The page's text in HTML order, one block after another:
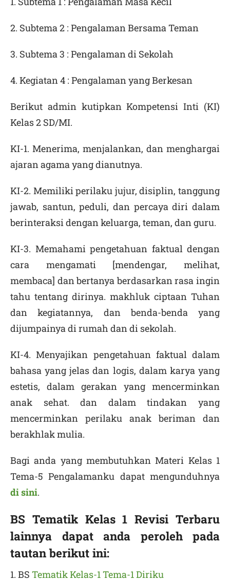
2. Subtema 2 : Pengalaman Bersama Teman
3. Subtema 3 : Pengalaman di Sekolah
4. Kegiatan 4 : Pengalaman yang Berkesan
Berikut admin kutipkan Kompetensi Inti (KI)
Kelas 2 SD/MI.
KI-1. Menerima, menjalankan, dan menghargai
ajaran agama yang dianutnya.
KI-2. Memiliki perilaku jujur, disiplin, tanggung
jawab, santun, peduli, dan percaya diri dalam
berinteraksi dengan keluarga, teman, dan guru.
KI-3. Memahami pengetahuan faktual dengan
cara mengamati [mendengar, melihat,
membaca] dan bertanya berdasarkan rasa ingin
tahu tentang dirinya. makhluk ciptaan Tuhan
dan kegiatannya, dan benda-benda yang
dijumpainya di rumah dan di sekolah.
KI-4. Menyajikan pengetahuan faktual dalam
bahasa yang jelas dan logis, dalam karya yang
estetis, dalam gerakan yang mencerminkan
anak sehat. dan dalam tindakan yang
mencerminkan perilaku anak beriman dan
berakhlak mulia.
Bagi anda yang membutuhkan Materi Kelas 1
Tema-5 Pengalamanku dapat mengunduhnya
di sini.
BS Tematik Kelas 1 Revisi Terbaru
lainnya dapat anda peroleh pada
tautan berikut ini:
1. BS Tematik Kelas-1 Tema-1 Diriku